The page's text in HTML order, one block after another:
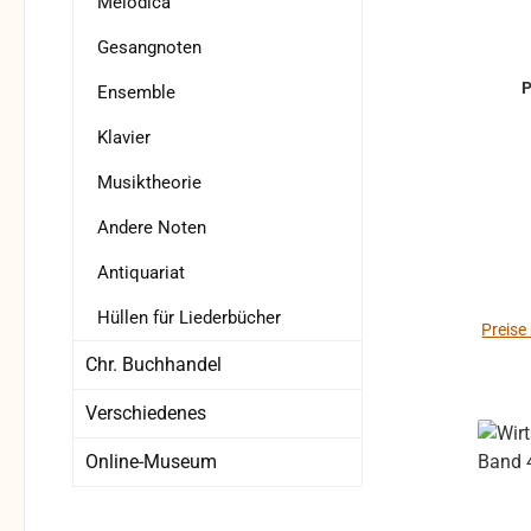
Gesangnoten
Ensemble
Klavier
Musiktheorie
Andere Noten
Antiquariat
Hüllen für Liederbücher
Chr. Buchhandel
Verschiedenes
Online-Museum